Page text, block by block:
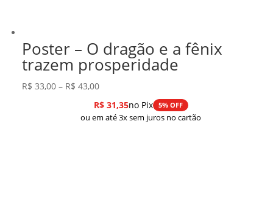
Poster – O dragão e a fênix
trazem prosperidade
R$ 33,00 – R$ 43,00Faixa
de
preço:
R$31,35no Pix 5% OFF
ou em até 3x sem juros no cartão